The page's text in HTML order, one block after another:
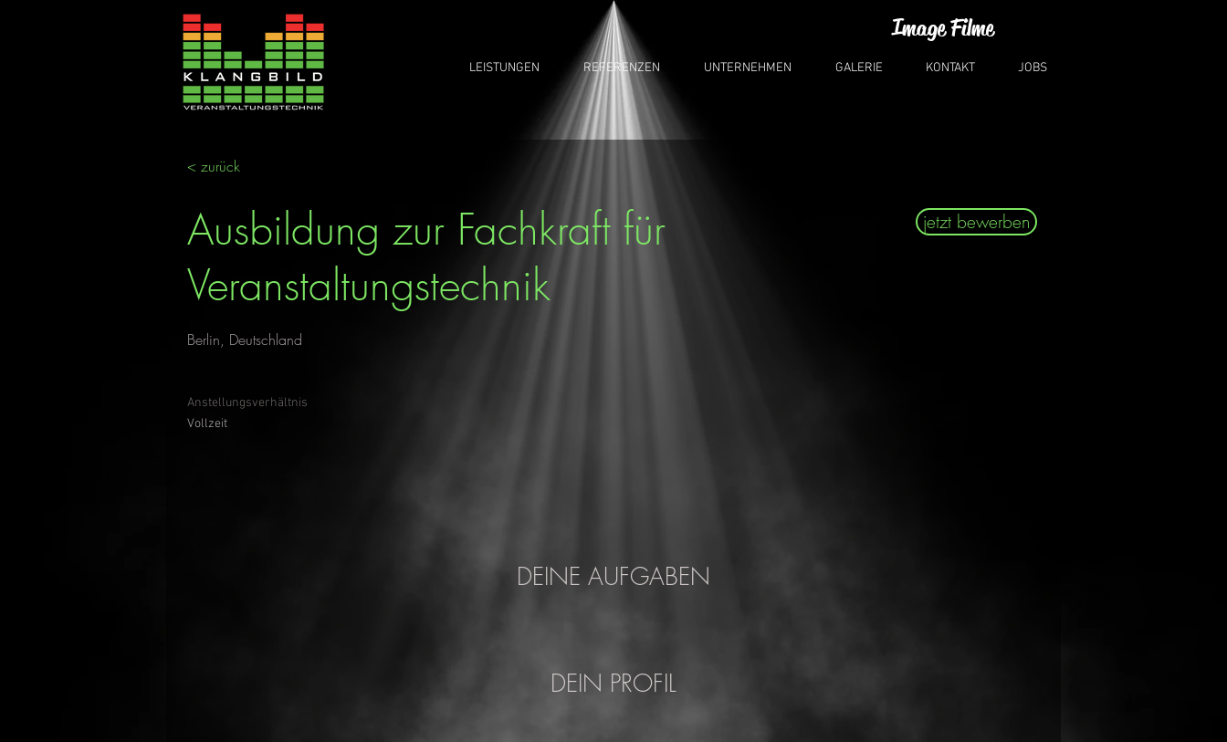
Image Filme
LEISTUNGEN REFERENZEN UNTERNEHMEN GALERIE KONTAKT JOBS
< zurück
Ausbildung zur Fachkraft für
Veranstaltungstechnik
jetzt bewerben
Berlin, Deutschland
Anstellungsverhältnis
Vollzeit
DEINE AUFGABEN
DEIN PROFIL